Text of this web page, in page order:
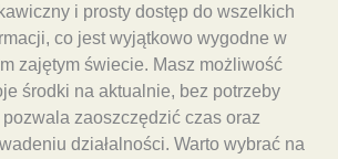
i prosty dostęp do wszelkich
co jest wyjątkowo wygodne w
zajętym świecie. Masz możliwość
środki na aktualnie, bez potrzeby
zaoszczędzić czas oraz
działalności. Warto wybrać na